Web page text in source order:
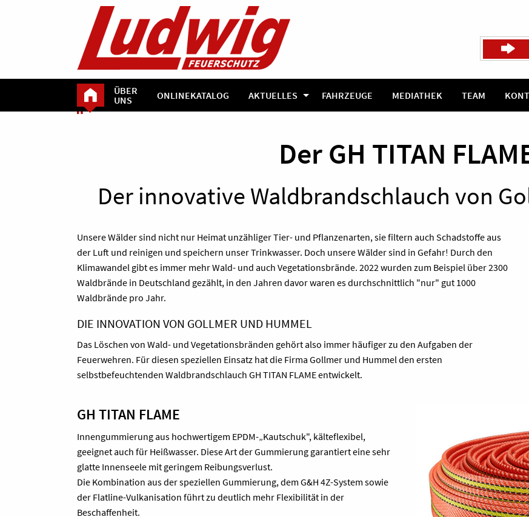
ÜBER
UNS
ONLINEKATALOG AKTUELLES FAHRZEUGE MEDIATHEK TEAM
Der GH TITAN
Der innovative Waldbrandschlauch von
Unsere Wälder sind nicht nur Heimat unzähliger Tier- und Pflanzenarten, sie filtern auch Schadstoffe aus
der Luft und reinigen und speichern unser Trinkwasser. Doch unsere Wälder sind in Gefahr! Durch den
Klimawandel gibt es immer mehr Wald- und auch Vegetationsbrände. 2022 wurden zum Beispiel über 2300
Waldbrände in Deutschland gezählt, in den Jahren davor waren es durchschnittlich "nur" gut 1000
Waldbrände pro Jahr.
DIE INNOVATION VON GOLLMER UND HUMMEL
Das Löschen von Wald- und Vegetationsbränden gehört also immer häufiger zu den Aufgaben der
Feuerwehren. Für diesen speziellen Einsatz hat die Firma Gollmer und Hummel den ersten
selbstbefeuchtenden Waldbrandschlauch GH TITAN FLAME entwickelt.
GH TITAN FLAME
Innengummierung aus hochwertigem EPDM-„Kautschuk", kälteflexibel,
geeignet auch für Heißwasser. Diese Art der Gummierung garantiert eine sehr
glatte Innenseele mit geringem Reibungsverlust.
Die Kombination aus der speziellen Gummierung, dem G&H 4Z-System sowie
der Flatline-Vulkanisation führt zu deutlich mehr Flexibilität in der
Beschaffenheit.